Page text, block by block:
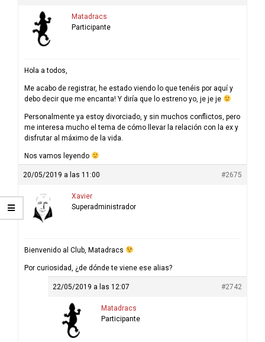
Matadracs
Participante
Hola a todos,
Me acabo de registrar, he estado viendo lo que tenéis por aquí y
debo decir que me encanta! Y diría que lo estreno yo, je je je
Personalmente ya estoy divorciado, y sin muchos conflictos, pero
me interesa mucho el tema de cómo llevar la relación con la ex y
disfrutar al máximo de la vida.
Nos vamos leyendo
20/05/2019 a las 11:00 #2675
Xavier
Superadministrador
Bienvenido al Club, Matadracs
Por curiosidad, ¿de dónde te viene ese alias?
22/05/2019 a las 12:07 #2742
Matadracs
Participante